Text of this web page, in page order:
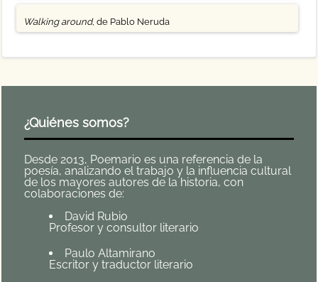
Walking around, de Pablo Neruda
¿Quiénes somos?
Desde 2013, Poemario es una referencia de la
poesía, analizando el trabajo y la influencia cultural
de los mayores autores de la historia, con
colaboraciones de:
David Rubio
Profesor y consultor literario
Paulo Altamirano
Escritor y traductor literario